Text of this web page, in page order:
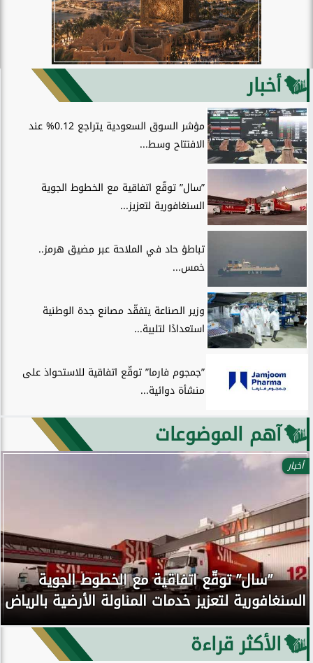
أخبار
مؤشر السوق السعودية يتراجع 0.12% عند
الافتتاح وسط...
”سال” توقّع اتفاقية مع الخطوط الجوية
السنغافورية لتعزيز...
تباطؤ حاد في الملاحة عبر مضيق هرمز..
خمس...
وزير الصناعة يتفقّد مصانع جدة الوطنية
استعدادًا لتلبية...
”جمجوم فارما” توقّع اتفاقية للاستحواذ على
منشأة دوائية...
آهم الموضوعات
أخبار
”سال” توقّع اتفاقية مع الخطوط الجوية
السنغافورية لتعزيز خدمات المناولة الأرضية بالرياض
الأكثر قراءة